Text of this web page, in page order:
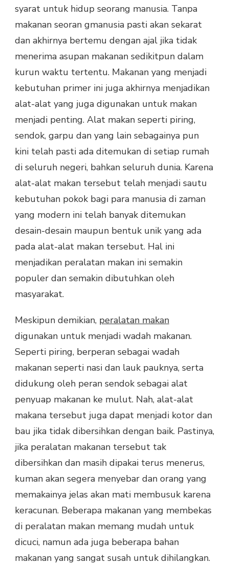
syarat untuk hidup seorang manusia. Tanpa
makanan seoran gmanusia pasti akan sekarat
dan akhirnya bertemu dengan ajal jika tidak
menerima asupan makanan sedikitpun dalam
kurun waktu tertentu. Makanan yang menjadi
kebutuhan primer ini juga akhirnya menjadikan
alat-alat yang juga digunakan untuk makan
menjadi penting. Alat makan seperti piring,
sendok, garpu dan yang lain sebagainya pun
kini telah pasti ada ditemukan di setiap rumah
di seluruh negeri, bahkan seluruh dunia. Karena
alat-alat makan tersebut telah menjadi sautu
kebutuhan pokok bagi para manusia di zaman
yang modern ini telah banyak ditemukan
desain-desain maupun bentuk unik yang ada
pada alat-alat makan tersebut. Hal ini
menjadikan peralatan makan ini semakin
populer dan semakin dibutuhkan oleh
masyarakat.
Meskipun demikian, peralatan makan
digunakan untuk menjadi wadah makanan.
Seperti piring, berperan sebagai wadah
makanan seperti nasi dan lauk pauknya, serta
didukung oleh peran sendok sebagai alat
penyuap makanan ke mulut. Nah, alat-alat
makana tersebut juga dapat menjadi kotor dan
bau jika tidak dibersihkan dengan baik. Pastinya,
jika peralatan makanan tersebut tak
dibersihkan dan masih dipakai terus menerus,
kuman akan segera menyebar dan orang yang
memakainya jelas akan mati membusuk karena
keracunan. Beberapa makanan yang membekas
di peralatan makan memang mudah untuk
dicuci, namun ada juga beberapa bahan
makanan yang sangat susah untuk dihilangkan.